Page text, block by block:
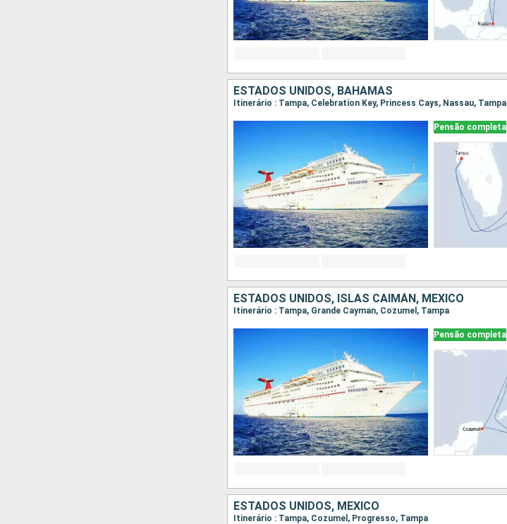
ESTADOS UNIDOS, BAHAMAS
Itinerário : Tampa, Celebration Key, Princess Cays, Nassau, Tampa
Pensão completa
ESTADOS UNIDOS, ISLAS CAIMÁN, MÉXICO
Itinerário : Tampa, Grande Cayman, Cozumel, Tampa
Pensão completa
ESTADOS UNIDOS, MÉXICO
Itinerário : Tampa, Cozumel, Progresso, Tampa